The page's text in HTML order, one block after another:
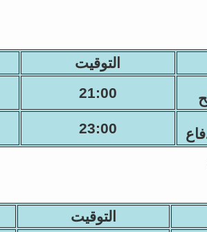
التوقيت
21:00
23:00
التوقيت